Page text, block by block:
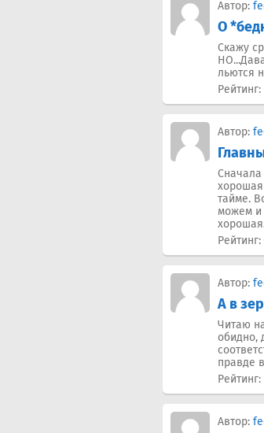
Автор:
О
Скажу
льются
Рейтинг:
Автор:
хорошая
тайме.
можем и
Рейтинг:
Автор:
А в
Читаю
обидно,
правде
Рейтинг:
Автор: